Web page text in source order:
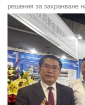
решения за захранване